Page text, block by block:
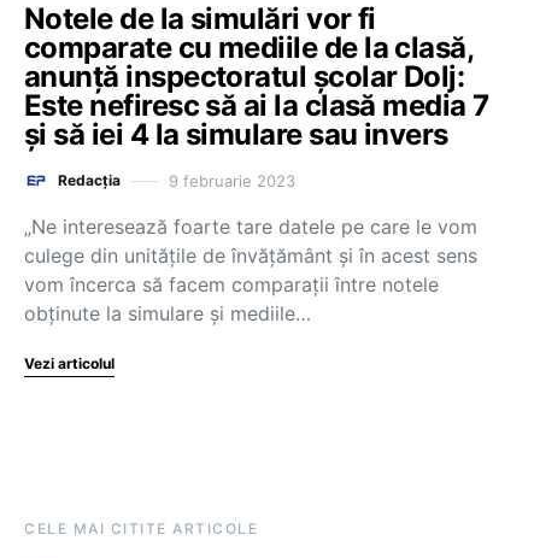
Notele de la simulări vor fi
comparate cu mediile de la clasă,
anunță inspectoratul școlar Dolj:
Este nefiresc să ai la clasă media 7
şi să iei 4 la simulare sau invers
Redacția 9 februarie 2023
„Ne interesează foarte tare datele pe care le vom
culege din unităţile de învăţământ şi în acest sens
vom încerca să facem comparaţii între notele
obţinute la simulare şi mediile…
Vezi articolul
CELE MAI CITITE ARTICOLE